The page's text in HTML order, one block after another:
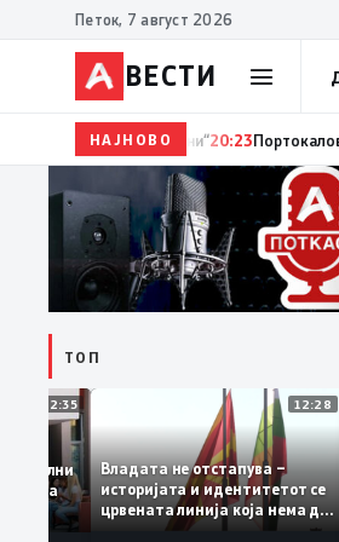
Петок, 7 август 2026
ВЕСТИ
НАЈНОВО20:24Сиљановска
ТОП
12:35
задоволни
на
Владата не отстапува –
историјата и идентитетот
црвената линија која нема
се погази